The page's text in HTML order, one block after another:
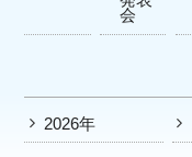
会
2026年